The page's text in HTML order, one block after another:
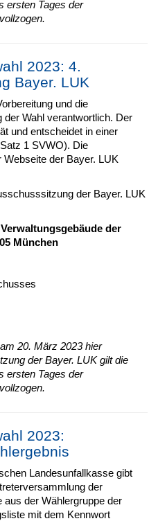
ersten Tages der
2023: 4.
Bayer. LUK
und die
Wahl verantwortlich. Der
und entscheidet in einer
1 SVWO). Die
der Bayer. LUK
der Bayer. LUK
der
München
20. März 2023 hier
der Bayer. LUK gilt die
ersten Tages der
2023:
Landesunfallkasse gibt
der
der Wählergruppe der
mit dem Kennwort